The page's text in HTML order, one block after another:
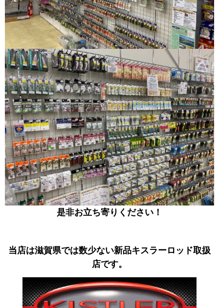
是非お立ち寄りください！
当店は滋賀県では数少ない新品キスラーロッド取扱
店です。